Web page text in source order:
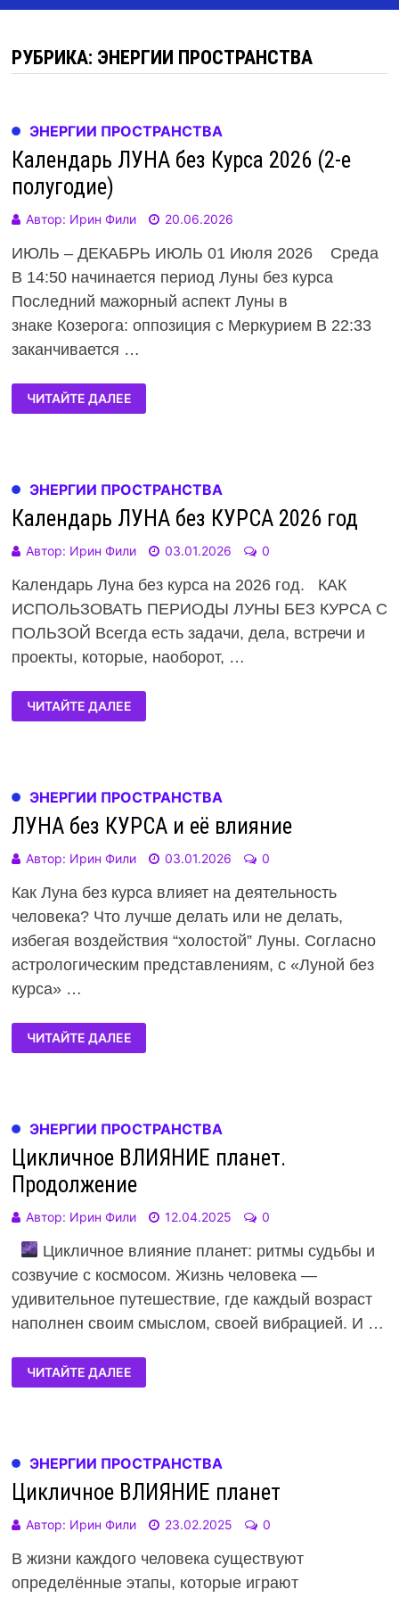
РУБРИКА: ЭНЕРГИИ ПРОСТРАНСТВА
ЭНЕРГИИ ПРОСТРАНСТВА
Календарь ЛУНА без Курса 2026 (2-е
полугодие)
Автор: Ирин Фили 20.06.2026
ИЮЛЬ – ДЕКАБРЬ ИЮЛЬ 01 Июля 2026 Среда
В 14:50 начинается период Луны без курса
Последний мажорный аспект Луны в
знаке Козерога: оппозиция с Меркурием В 22:33
заканчивается …
ЧИТАЙТЕ ДАЛЕЕ
ЭНЕРГИИ ПРОСТРАНСТВА
Календарь ЛУНА без КУРСА 2026 год
Автор: Ирин Фили 03.01.2026 0
Календарь Луна без курса на 2026 год. КАК
ИСПОЛЬЗОВАТЬ ПЕРИОДЫ ЛУНЫ БЕЗ КУРСА С
ПОЛЬЗОЙ Всегда есть задачи, дела, встречи и
проекты, которые, наоборот, …
ЧИТАЙТЕ ДАЛЕЕ
ЭНЕРГИИ ПРОСТРАНСТВА
ЛУНА без КУРСА и её влияние
Автор: Ирин Фили 03.01.2026 0
Как Луна без курса влияет на деятельность
человека? Что лучше делать или не делать,
избегая воздействия “холостой” Луны. Согласно
астрологическим представлениям, с «Луной без
курса» …
ЧИТАЙТЕ ДАЛЕЕ
ЭНЕРГИИ ПРОСТРАНСТВА
Цикличное ВЛИЯНИЕ планет.
Продолжение
Автор: Ирин Фили 12.04.2025 0
Цикличное влияние планет: ритмы судьбы и
созвучие с космосом. Жизнь человека —
удивительное путешествие, где каждый возраст
наполнен своим смыслом, своей вибрацией. И …
ЧИТАЙТЕ ДАЛЕЕ
ЭНЕРГИИ ПРОСТРАНСТВА
Цикличное ВЛИЯНИЕ планет
Автор: Ирин Фили 23.02.2025 0
В жизни каждого человека существуют
определённые этапы, которые играют